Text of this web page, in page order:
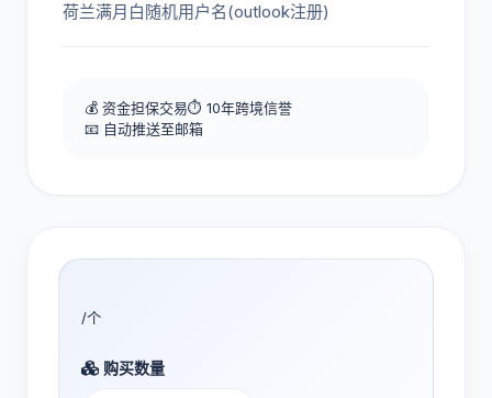
荷兰满月白随机用户名(outlook注册)
💰 资金担保交易⏱️ 10年跨境信誉
📧 自动推送至邮箱
/个
购买数量